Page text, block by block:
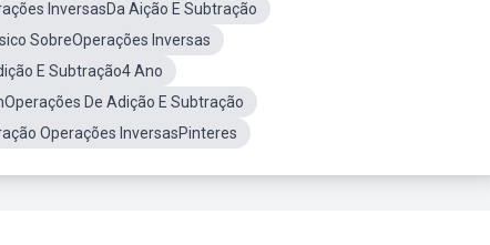
InversasDa Aição E Subtração
SobreOperações Inversas
E Subtração4 Ano
De Adição E Subtração
Operações InversasPinteres